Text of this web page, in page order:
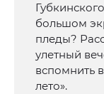
большом
пледы?
улетный
вспомнить
лето».